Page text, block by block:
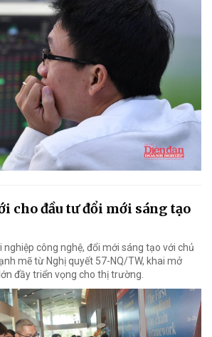
cho đầu tư đổi mới sáng tạo
nghiệp công nghệ, đổi mới sáng tạo với chủ
mẽ từ Nghị quyết 57-NQ/TW, khai mở
đầy triển vọng cho thị trường.